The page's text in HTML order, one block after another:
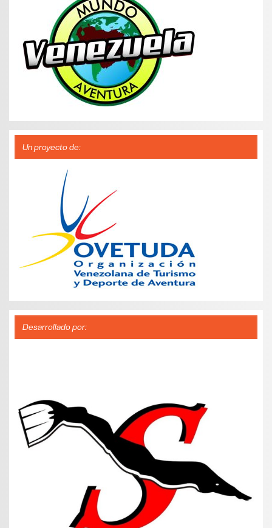
Un proyecto de:
Desarrollado por: